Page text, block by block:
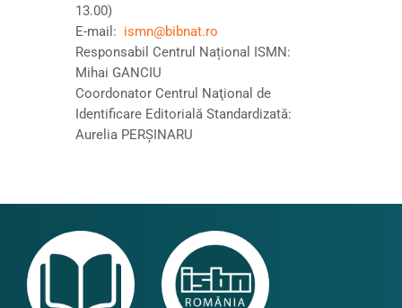
13.00)
E-mail: ismn@bibnat.ro
Responsabil Centrul Național ISMN:
Mihai GANCIU
Coordonator Centrul Naţional de
Identificare Editorială Standardizată:
Aurelia PERŞINARU